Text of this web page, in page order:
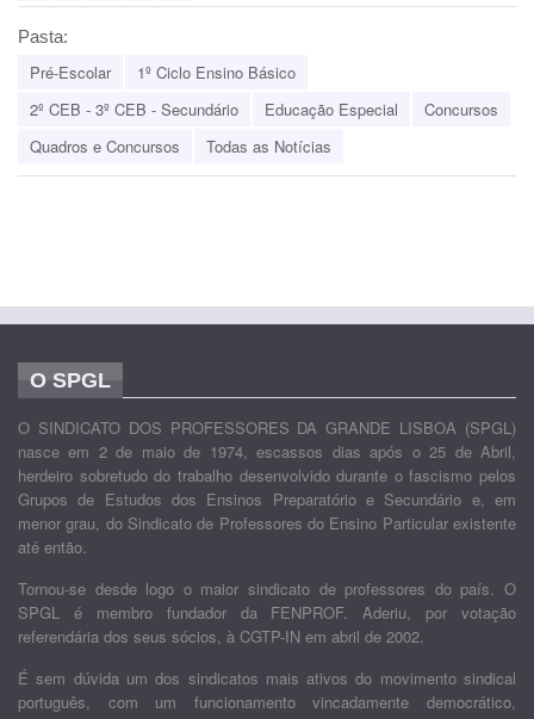
Pasta:
Pré-Escolar
1º Ciclo Ensino Básico
2º CEB - 3º CEB - Secundário
Educação Especial
Concursos
Quadros e Concursos
Todas as Notícias
O SPGL
O SINDICATO DOS PROFESSORES DA GRANDE LISBOA (SPGL)
nasce em 2 de maio de 1974, escassos dias após o 25 de Abril,
herdeiro sobretudo do trabalho desenvolvido durante o fascismo pelos
Grupos de Estudos dos Ensinos Preparatório e Secundário e, em
menor grau, do Sindicato de Professores do Ensino Particular existente
até então.
Tornou-se desde logo o maior sindicato de professores do país. O
SPGL é membro fundador da FENPROF. Aderiu, por votação
referendária dos seus sócios, à CGTP-IN em abril de 2002.
É sem dúvida um dos sindicatos mais ativos do movimento sindical
português, com um funcionamento vincadamente democrático,